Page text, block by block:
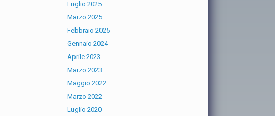
Luglio 2025
Marzo 2025
Febbraio 2025
Gennaio 2024
Aprile 2023
Marzo 2023
Maggio 2022
Marzo 2022
Luglio 2020